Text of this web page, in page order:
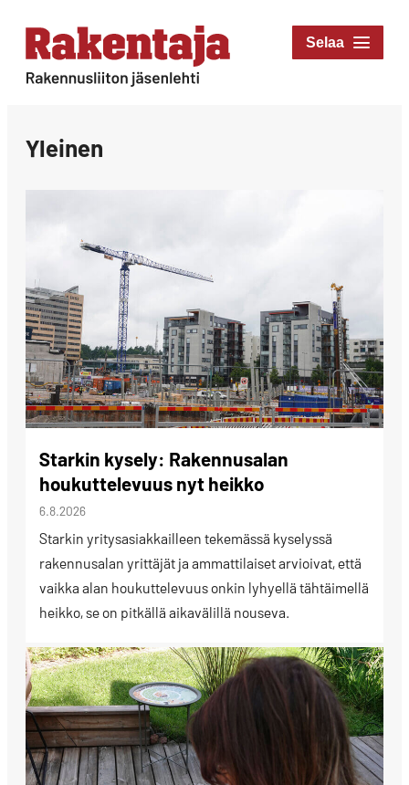
Siirry
suoraan
sisältöön
Rakentaja-lehti
Yleinen
Starkin kysely: Rakennusalan
houkuttelevuus nyt heikko
6.8.2026
Starkin yritysasiakkailleen tekemässä kyselyssä
rakennusalan yrittäjät ja ammattilaiset arvioivat, että
vaikka alan houkuttelevuus onkin lyhyellä tähtäimellä
heikko, se on pitkällä aikavälillä nouseva.